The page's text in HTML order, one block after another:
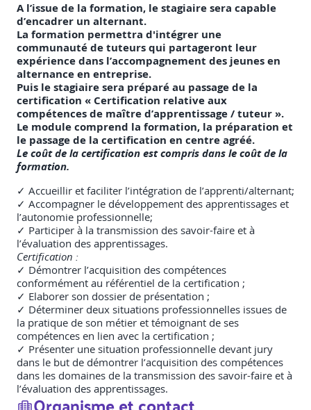
A l’issue de la formation, le stagiaire sera capable
d’encadrer un alternant.
La formation permettra d'intégrer une
communauté de tuteurs qui partageront leur
expérience dans l’accompagnement des jeunes en
alternance en entreprise.
Puis le stagiaire sera préparé au passage de la
certification « Certification relative aux
compétences de maître d’apprentissage / tuteur ».
Le module comprend la formation, la préparation et
le passage de la certification en centre agréé.
Le coût de la certification est compris dans le coût de la
formation.
✓ Accueillir et faciliter l’intégration de l’apprenti/alternant;
✓ Accompagner le développement des apprentissages et
l’autonomie professionnelle;
✓ Participer à la transmission des savoir-faire et à
l’évaluation des apprentissages.
Certification :
✓ Démontrer l’acquisition des compétences
conformément au référentiel de la certification ;
✓ Elaborer son dossier de présentation ;
✓ Déterminer deux situations professionnelles issues de
la pratique de son métier et témoignant de ses
compétences en lien avec la certification ;
✓ Présenter une situation professionnelle devant jury
dans le but de démontrer l’acquisition des compétences
dans les domaines de la transmission des savoir-faire et à
l’évaluation des apprentissages.